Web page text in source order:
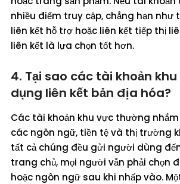
nhiều điểm truy cập, chẳng hạn như
liên kết hỗ trợ hoặc liên kết tiếp thị
liên kết là lựa chọn tốt hơn.
4. Tại sao các tài khoản
dụng liên kết bản địa hóa?
Các tài khoản khu vực thường
các ngôn ngữ, tiền tệ và thị trường
tất cả chúng đều gửi người dùng
trang chủ, mọi người vẫn phải chọn
hoặc ngôn ngữ sau khi nhấp vào.